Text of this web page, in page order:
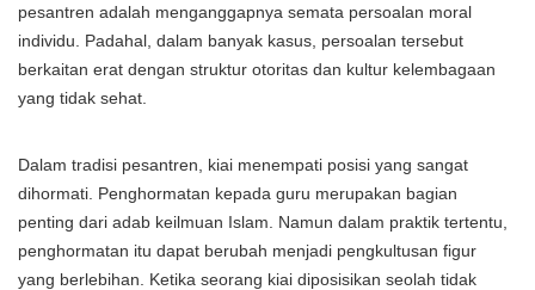
pesantren adalah menganggapnya semata persoalan moral
individu. Padahal, dalam banyak kasus, persoalan tersebut
berkaitan erat dengan struktur otoritas dan kultur kelembagaan
yang tidak sehat.
Dalam tradisi pesantren, kiai menempati posisi yang sangat
dihormati. Penghormatan kepada guru merupakan bagian
penting dari adab keilmuan Islam. Namun dalam praktik tertentu,
penghormatan itu dapat berubah menjadi pengkultusan figur
yang berlebihan. Ketika seorang kiai diposisikan seolah tidak